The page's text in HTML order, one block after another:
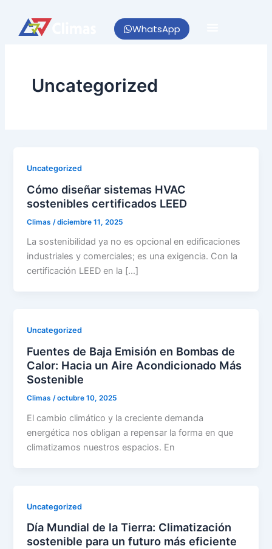
contenido
WhatsApp
Uncategorized
Uncategorized
Cómo diseñar sistemas HVAC
sostenibles certificados LEED
Climas /diciembre 11, 2025
La sostenibilidad ya no es opcional en edificaciones
industriales y comerciales; es una exigencia. Con la
certificación LEED en la […]
Uncategorized
Fuentes de Baja Emisión en Bombas de
Calor: Hacia un Aire Acondicionado Más
Sostenible
Climas/octubre 10, 2025
El cambio climático y la creciente demanda
energética nos obligan a repensar la forma en que
climatizamos nuestros espacios. En
Uncategorized
Día Mundial de la Tierra: Climatización
sostenible para un futuro más eficiente